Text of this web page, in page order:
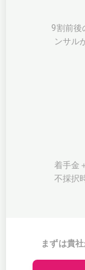
9割前後
ンサル
着手金
不採択
まずは貴